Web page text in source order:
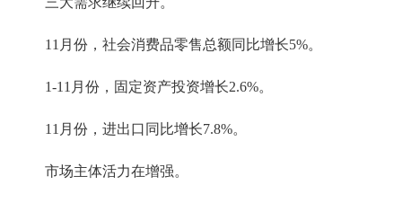
11月份，社会消费品零售总额同比增长5%。
1-11月份，固定资产投资增长2.6%。
11月份，进出口同比增长7.8%。
市场主体活力在增强。